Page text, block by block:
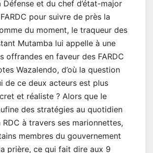
Défense et du chef d’état-major
pour suivre de près la
du moment, le traqueur des
Mutamba lui appelle à une
offrandes en faveur des FARDC
Wazalendo, d’où la question
de ce deux acteurs est plus
et réaliste ? Alors que le
des stratégies au quotidien
à travers ses marionnettes,
membres du gouvernement
prière, ce qui fait dire aux 9